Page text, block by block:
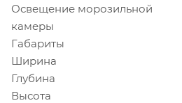
Освещение морозильной
камеры
Габариты
Ширина
Глубина
Высота